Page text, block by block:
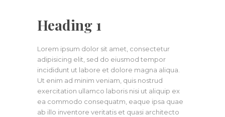
Heading 1
Lorem ipsum dolor sit amet, consectetur
adipisicing elit, sed do eiusmod tempor
incididunt ut labore et dolore magna aliqua.
Ut enim ad minim veniam, quis nostrud
exercitation ullamco laboris nisi ut aliquip ex
ea commodo consequatm, eaque ipsa quae
ab illo inventore veritatis et quasi architecto